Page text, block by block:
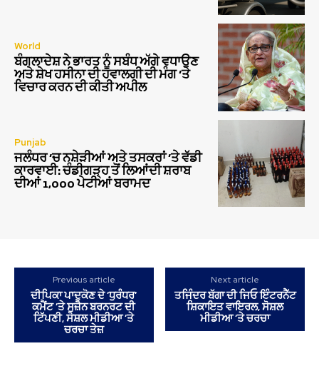
World
ਬੰਗਲਾਦੇਸ਼ ਨੇ ਭਾਰਤ ਨੂੰ ਸਬੰਧ ਅੱਗੇ ਵਧਾਉਣ
ਅਤੇ ਸ਼ੇਖ ਹਸੀਨਾ ਦੀ ਹਵਾਲਗੀ ਦੀ ਮੰਗ ‘ਤੇ
ਵਿਚਾਰ ਕਰਨ ਦੀ ਕੀਤੀ ਅਪੀਲ
Punjab
ਜਲੰਧਰ ‘ਚ ਨਸ਼ੇੜੀਆਂ ਅਤੇ ਤਸਕਰਾਂ ‘ਤੇ ਵੱਡੀ
ਕਾਰਵਾਈ: ਚੰਡੀਗੜ੍ਹ ਤੋਂ ਲਿਆਂਦੀ ਸ਼ਰਾਬ
ਦੀਆਂ 1,000 ਪੇਟੀਆਂ ਬਰਾਮਦ
Previous article
ਦੀਪਿਕਾ ਪਾਦੁਕੋਣ ਦੇ ‘ਧੁਰੰਧਰ’
ਕਮੈਂਟ ’ਤੇ ਸੁਜ਼ੈਨ ਬਰਨਰਟ ਦੀ
ਟਿੱਪਣੀ, ਸੋਸ਼ਲ ਮੀਡੀਆ ’ਤੇ
ਚਰਚਾ ਤੇਜ਼
Next article
ਤਜਿੰਦਰ ਬੱਗਾ ਦੀ ਜਿਓ ਇੰਟਰਨੈੱਟ
ਸ਼ਿਕਾਇਤ ਵਾਇਰਲ, ਸੋਸ਼ਲ
ਮੀਡੀਆ ‘ਤੇ ਚਰਚਾ